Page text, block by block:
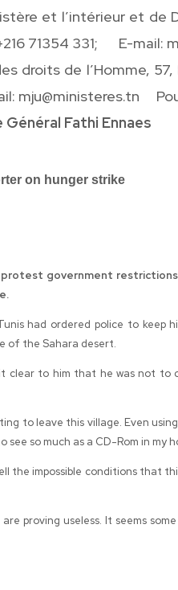
et l’intérieur et de
71354 331; E-mail:
droits de l’Homme, 57,
mju@ministeres.tn
Fathi Ennaes
on hunger strike
government
had ordered police to keep
of the Sahara desert.
to him that he was not to
to leave this village. Even
so much as a CD-Rom in my
the impossible conditions that
proving useless. It seems